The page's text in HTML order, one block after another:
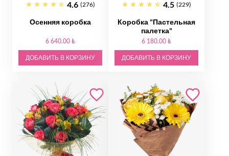
4.6 (276)
Осенняя коробка
6 640.00 ₺
ДОБАВИТЬ В КОРЗИНУ
4.5 (229)
Коробка "Пастельная
палетка"
6 180.00 ₺
ДОБАВИТЬ В КОРЗИНУ